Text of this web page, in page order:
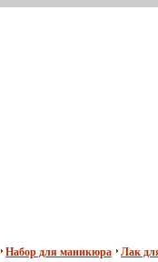
Набор для маникюра Лак